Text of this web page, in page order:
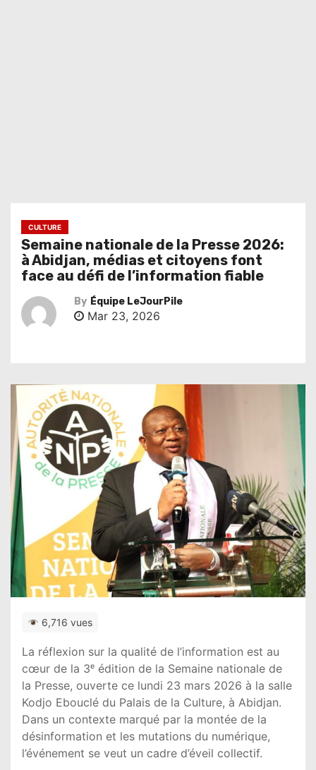
CULTURE
Semaine nationale de la Presse 2026:
à Abidjan, médias et citoyens font
face au défi de l’information fiable
By Équipe LeJourPile
Mar 23, 2026
6,716 vues
La réflexion sur la qualité de l’information est au
cœur de la 3ᵉ édition de la Semaine nationale de
la Presse, ouverte ce lundi 23 mars 2026 à la salle
Kodjo Ebouclé du Palais de la Culture, à Abidjan.
Dans un contexte marqué par la montée de la
désinformation et les mutations du numérique,
l’événement se veut un cadre d’éveil collectif.